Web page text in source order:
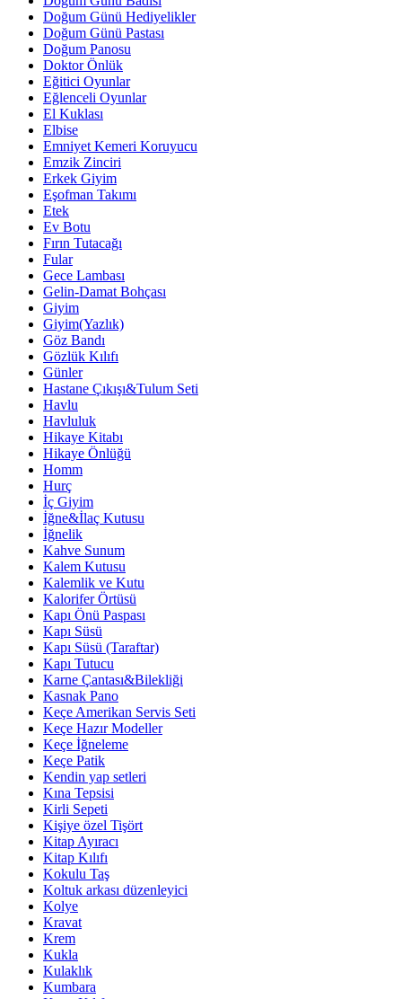
Doğum Günü Hediyelikler
Doğum Günü Pastası
Doğum Panosu
Doktor Önlük
Eğitici Oyunlar
Eğlenceli Oyunlar
El Kuklası
Elbise
Emniyet Kemeri Koruyucu
Emzik Zinciri
Erkek Giyim
Eşofman Takımı
Etek
Ev Botu
Fırın Tutacağı
Fular
Gece Lambası
Gelin-Damat Bohçası
Giyim
Giyim(Yazlık)
Göz Bandı
Gözlük Kılıfı
Günler
Hastane Çıkışı&Tulum Seti
Havlu
Havluluk
Hikaye Kitabı
Hikaye Önlüğü
Homm
Hurç
İç Giyim
İğne&İlaç Kutusu
İğnelik
Kahve Sunum
Kalem Kutusu
Kalemlik ve Kutu
Kalorifer Örtüsü
Kapı Önü Paspası
Kapı Süsü
Kapı Süsü (Taraftar)
Kapı Tutucu
Karne Çantası&Bilekliği
Kasnak Pano
Keçe Amerikan Servis Seti
Keçe Hazır Modeller
Keçe İğneleme
Keçe Patik
Kendin yap setleri
Kına Tepsisi
Kirli Sepeti
Kişiye özel Tişört
Kitap Ayıracı
Kitap Kılıfı
Kokulu Taş
Koltuk arkası düzenleyici
Kolye
Kravat
Krem
Kukla
Kulaklık
Kumbara